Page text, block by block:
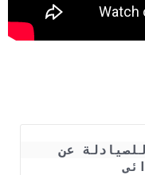
المسئولية القانونية للصيادلة عن